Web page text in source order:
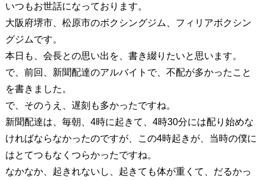
いつもお世話になっております。
大阪府堺市、松原市のボクシングジム、フィリアボクシン
グジムです。
本日も、会長との思い出を、書き綴りたいと思います。
で、前回、新聞配達のアルバイトで、不配が多かったこと
を書きました。
で、そのうえ、遅刻も多かったですね。
新聞配達は、毎朝、4時に起きて、4時30分には配り始めな
ければならなかったのですが、この4時起きが、当時の僕に
はとてつもなくつらかったですね。
なかなか、起きれないし、起きても体が重くて、だるかっ